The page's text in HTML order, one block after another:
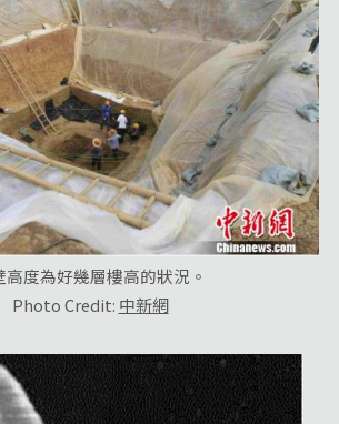
高度為好幾層樓高的狀況。
Photo Credit: 中新網